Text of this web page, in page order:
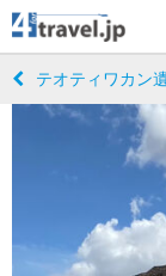
テオティワカン